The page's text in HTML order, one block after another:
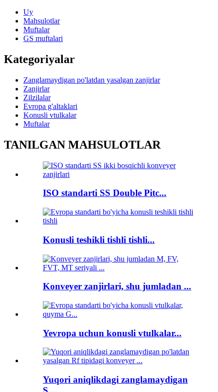
Uy
Mahsulotlar
Muftalar
GS muftalari
Kategoriyalar
Zanglamaydigan po'latdan yasalgan zanjirlar
Zanjirlar
Zilzilalar
Evropa g'altaklari
Konusli vtulkalar
Muftalar
TANILGAN MAHSULOTLAR
ISO standarti SS Double Pitc...
Konusli teshikli tishli tishli...
Konveyer zanjirlari, shu jumladan ...
Yevropa uchun konusli vtulkalar...
Yuqori aniqlikdagi zanglamaydigan